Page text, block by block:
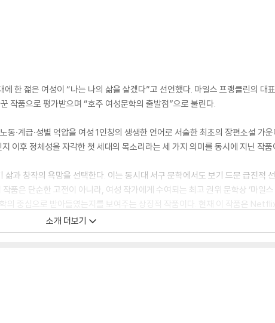
한 젊은 여성이 “나는 나의 삶을 살겠다”고 선언했다. 마일스 프랭클린의 대
품으로 평가받으며 “호주 여성문학의 출발점”으로 불린다.
·계급·성별 억압을 여성 1인칭의 생생한 언어로 서술한 최초의 장편소설 가
이후 정체성을 자각한 첫 세대의 목소리라는 세 가지 의미를 동시에 지닌 작품
삶과 창작의 욕망을 선택한다. 이는 동시대 서구 문학에서도 보기 드문 급진적
품은 단순한 고전이 아니라, 여성 작가에게 수여되는 최고 권위 문학상 ‘마일
의 중심으로 받아들였는지를 보여주는 상징적 작품이다. 현재 이 작품은
않고, 오늘의 감각으로 다시 읽히는 이야기임을 보여준다.
것은 온몸에 전율을 선사하는, 전기에 감전된 것처럼 절묘한 감각이었다. (p.
소개 더보기